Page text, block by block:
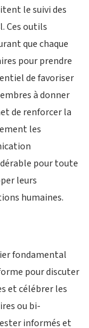
le suivi des
Ces outils
que chaque
pour prendre
de favoriser
à donner
de renforcer la
les
pour toute
leurs
humaines.
fondamental
pour discuter
et célébrer les
ou bi-
informés et